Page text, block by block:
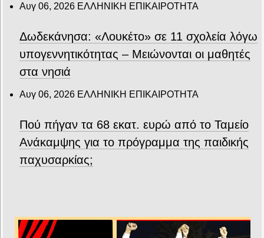
Αυγ 06, 2026 ΕΛΛΗΝΙΚΗ ΕΠΙΚΑΙΡΟΤΗΤΑ
Δωδεκάνησα: «Λουκέτο» σε 11 σχολεία λόγω
υπογεννητικότητας – Μειώνονται οι μαθητές
στα νησιά
Αυγ 06, 2026 ΕΛΛΗΝΙΚΗ ΕΠΙΚΑΙΡΟΤΗΤΑ
Πού πήγαν τα 68 εκατ. ευρώ από το Ταμείο
Ανάκαμψης για το πρόγραμμα της παιδικής
παχυσαρκίας;